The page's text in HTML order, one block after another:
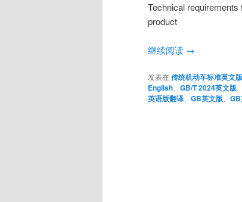
Technical
product
继续阅读 →
发表在传统机动车标准英文版
English
GB/T 2024英文版
英语版翻译
GB英文版